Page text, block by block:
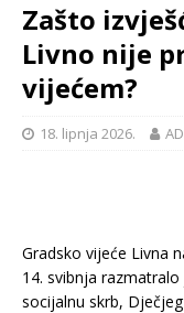
Zašto
Livno nije
vijećem?
18. lipnja 2026.
Gradsko vijeće Livna
14. svibnja
socijalnu skrb,